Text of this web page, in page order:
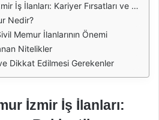
Kariyer Fırsatları ve Beklentiler
Nedir?
Memur İlanlarının Önemi
Nitelikler
Dikkat Edilmesi Gerekenler
İzmir İş İlanları: